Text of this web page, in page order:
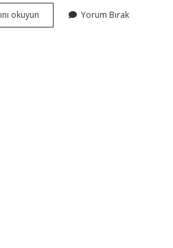
okuyun
Damar
Yorum Bırak